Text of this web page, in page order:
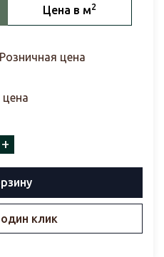
Цена в м2
Розничная цена
+
клик